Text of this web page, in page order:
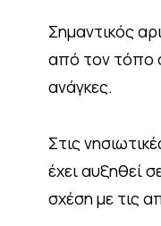
Σημαντικός
από τον τόπο
ανάγκες.
Στις
έχει αυξηθεί
σχέση με τις